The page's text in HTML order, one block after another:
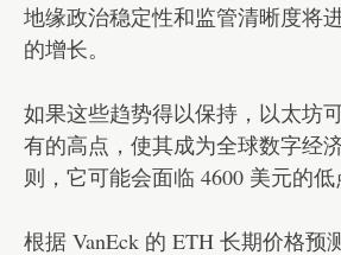
地缘政治稳定性和监管清晰度将
的增长。
如果这些趋势得以保持，以太坊
有的高点，使其成为全球数字经
则，它可能会面临 4600 美元的低
根据 VanEck 的 ETH 长期价格预